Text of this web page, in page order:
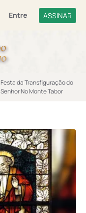
Entre ASSINAR
Festa da Transfiguração do
Senhor No Monte Tabor